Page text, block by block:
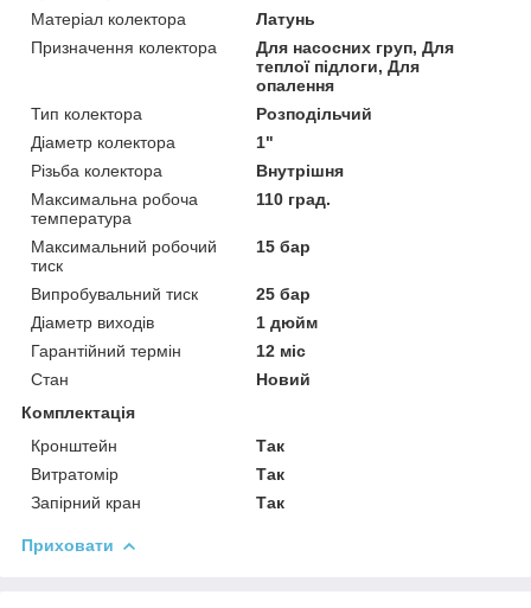
Матеріал колектора
Латунь
Призначення колектора
Для насосних груп, Для
теплої підлоги, Для
опалення
Тип колектора
Розподільчий
Діаметр колектора
1"
Різьба колектора
Внутрішня
Максимальна робоча
температура
110 град.
Максимальний робочий
тиск
15 бар
Випробувальний тиск
25 бар
Діаметр виходів
1 дюйм
Гарантійний термін
12 міс
Стан
Новий
Комплектація
Кронштейн
Так
Витратомір
Так
Запірний кран
Так
Приховати